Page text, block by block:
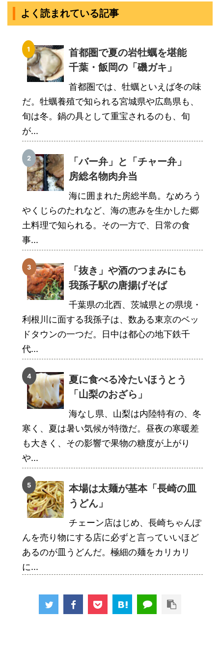
よく読まれている記事
首都圏で夏の岩牡蠣を堪能
千葉・飯岡の「磯ガキ」
首都圏では、牡蠣といえば冬の味
だ。牡蠣養殖で知られる宮城県や広島県も、
旬は冬。鍋の具として重宝されるのも、旬
が...
「バー弁」と「チャー弁」
房総名物肉弁当
海に囲まれた房総半島。なめろう
やくじらのたれなど、海の恵みを生かした郷
土料理で知られる。その一方で、日常の食
事...
「抜き」や酒のつまみにも
我孫子駅の唐揚げそば
千葉県の北西、茨城県との県境・
利根川に面する我孫子は、数ある東京のベッ
ドタウンの一つだ。日中は都心の地下鉄千
代...
夏に食べる冷たいほうとう
「山梨のおざら」
海なし県、山梨は内陸特有の、冬
寒く、夏は暑い気候が特徴だ。昼夜の寒暖差
も大きく、その影響で果物の糖度が上がり
や...
本場は太麺が基本「長崎の皿
うどん」
チェーン店はじめ、長崎ちゃんぽ
んを売り物にする店に必ずと言っていいほど
あるのが皿うどんだ。極細の麺をカリカリ
に...